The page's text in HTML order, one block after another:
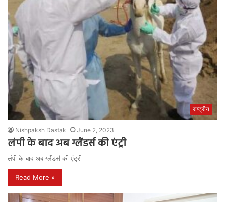
राष्ट्रीय
Nishpaksh Dastak June 2, 2023
लंपी के बाद अब ग्लैंडर्स की एंट्री
लंपी के बाद अब ग्लैंडर्स की एंट्री
Read More »